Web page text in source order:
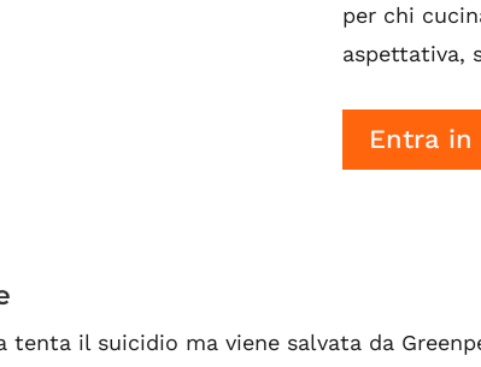
per chi
aspettativa,
Entra in
tenta il suicidio ma viene salvata da